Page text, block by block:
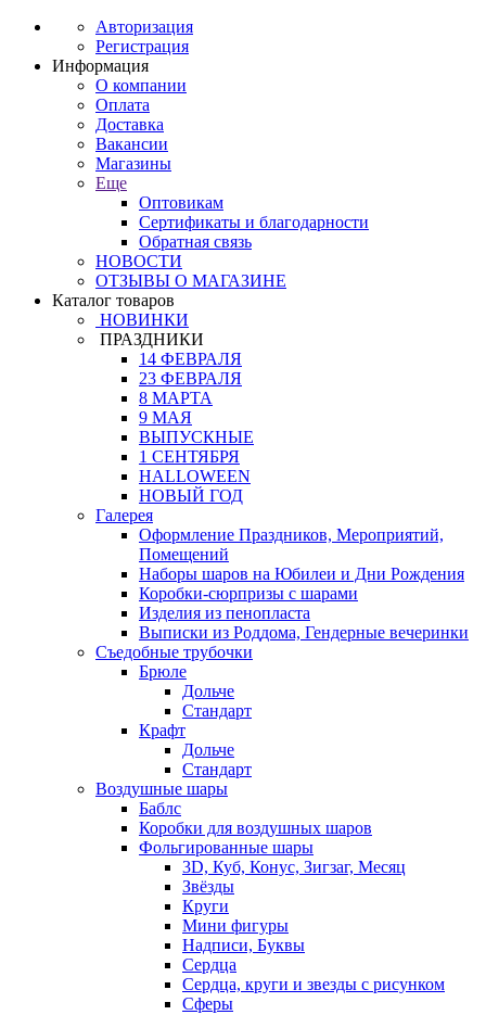
Авторизация
Регистрация
Информация
О компании
Оплата
Доставка
Вакансии
Магазины
Еще
Оптовикам
Сертификаты и благодарности
Обратная связь
НОВОСТИ
ОТЗЫВЫ О МАГАЗИНЕ
Каталог товаров
НОВИНКИ
ПРАЗДНИКИ
14 ФЕВРАЛЯ
23 ФЕВРАЛЯ
8 МАРТА
9 МАЯ
ВЫПУСКНЫЕ
1 СЕНТЯБРЯ
HALLOWEEN
НОВЫЙ ГОД
Галерея
Оформление Праздников, Мероприятий,
Помещений
Наборы шаров на Юбилеи и Дни Рождения
Коробки-сюрпризы с шарами
Изделия из пенопласта
Выписки из Роддома, Гендерные вечеринки
Съедобные трубочки
Брюле
Дольче
Стандарт
Крафт
Дольче
Стандарт
Воздушные шары
Баблс
Коробки для воздушных шаров
Фольгированные шары
3D, Куб, Конус, Зигзаг, Месяц
Звёзды
Круги
Мини фигуры
Надписи, Буквы
Сердца
Сердца, круги и звезды с рисунком
Сферы